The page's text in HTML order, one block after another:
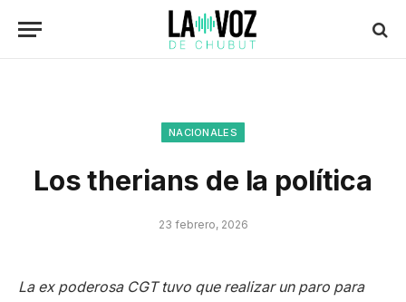
NACIONALES
Los therians de la política
23 febrero, 2026
La ex poderosa CGT tuvo que realizar un paro para